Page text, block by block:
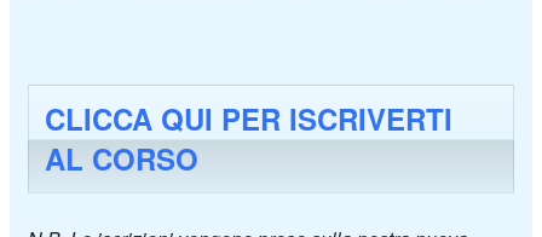
CLICCA QUI PER ISCRIVERTI
AL CORSO